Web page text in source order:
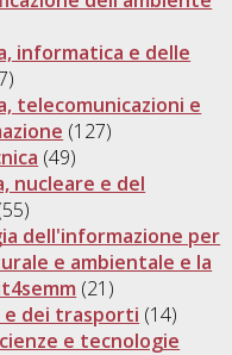
informatica e delle
telecomunicazioni e
(127)
(49)
nucleare e del
dell'informazione per
e ambientale e la
(21)
e dei trasporti (14)
e tecnologie